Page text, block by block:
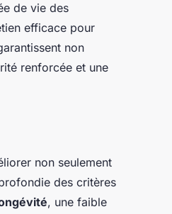
de vie des
efficace pour
non
renforcée et une
non seulement
des critères
, une faible